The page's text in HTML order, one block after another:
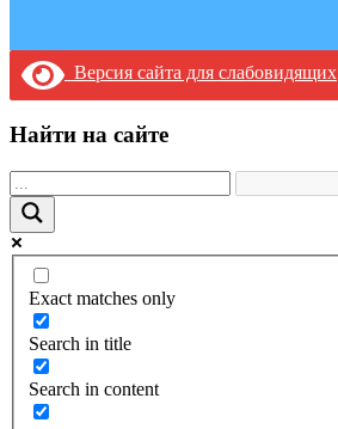
Версия сайта для слабовидящих
Найти на сайте
Exact matches only
Search in title
Search in content